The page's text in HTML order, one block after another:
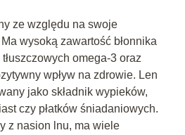
ze względu na swoje
wysoką zawartość błonnika
omega-3 oraz
wpływ na zdrowie. Len
jako składnik wypieków,
czy płatków śniadaniowych.
z nasion lnu, ma wiele